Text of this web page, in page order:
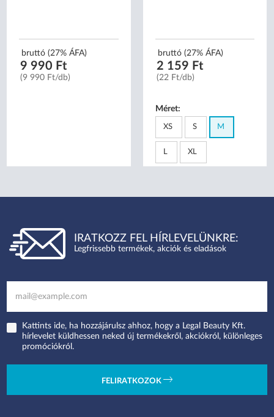
bruttó (27% ÁFA)
9 990 Ft
(9 990 Ft/db)
bruttó (27% ÁFA)
2 159 Ft
(22 Ft/db)
Méret:
XS S M
L XL
IRATKOZZ FEL HÍRLEVELÜNKRE:
Legfrissebb termékek, akciók és eladások
Kattints ide, ha hozzájárulsz ahhoz, hogy a Legal Beauty Kft.
hírlevelet küldhessen neked új termékekről, akciókról, különleges
promóciókról.
FELIRATKOZOK